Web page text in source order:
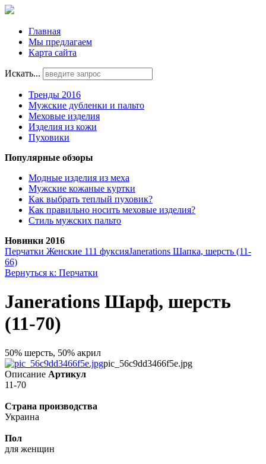
Главная
Мы предлагаем
Карта сайта
Искать...
Тренды 2016
Мужские дубленки и пальто
Меховые изделия
Изделия из кожи
Пуховики
Популярные обзоры
Модные изделия из меха
Мужские кожаные куртки
Как выбрать теплый пуховик?
Как правильно носить меховые изделия?
Стиль мужских пальто
Новинки 2016
Перчатки Женские 111 фуксияJanerations Шапка, шерсть (11-
66)
Вернуться к: Перчатки
Janerations Шарф, шерсть
(11-70)
50% шерсть, 50% акрил
pic_56c9dd3466f5e.jpg
Описание Артикул
11-70
Страна производства
Украина
Пол
для женщин